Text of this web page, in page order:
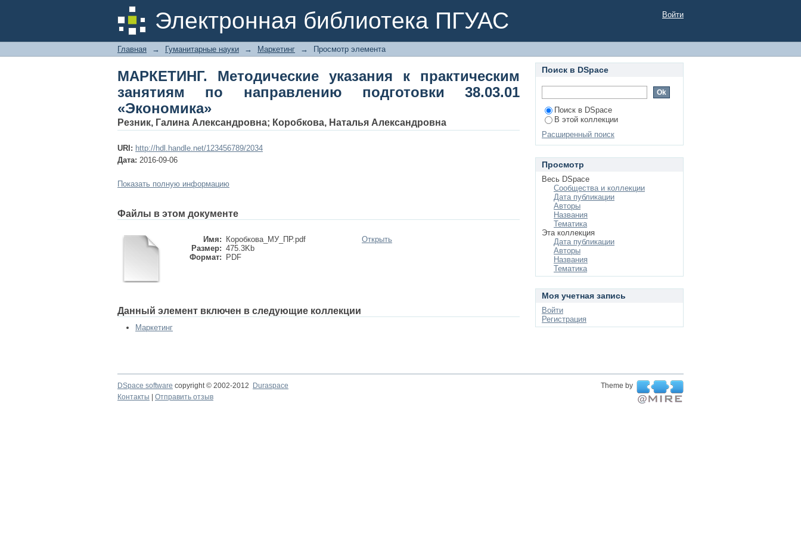
Электронная библиотека ПГУАС
МАРКЕТИНГ. Методические указания к практическим занятиям по
направлению подготовки 38.03.01 «Экономика»
Войти
Главная → Гуманитарные науки → Маркетинг → Просмотр элемента
МАРКЕТИНГ. Методические указания к практическим
занятиям по направлению подготовки 38.03.01
«Экономика»
Резник, Галина Александровна; Коробкова, Наталья Александровна
URI: http://hdl.handle.net/123456789/2034
Дата: 2016-09-06
Показать полную информацию
Файлы в этом документе
Имя:
Коробкова_МУ_ПР.pdf
Размер: 475.3Kb
Формат:
PDF
Открыть
Данный элемент включен в следующие коллекции
Маркетинг
Поиск в DSpace
Поиск в DSpace
В этой коллекции
Расширенный поиск
Просмотр
Весь DSpace
Сообщества и коллекции
Дата публикации
Авторы
Названия
Тематика
Эта коллекция
Дата публикации
Авторы
Названия
Тематика
Моя учетная запись
Войти
Регистрация
DSpace software copyright © 2002-2012 Duraspace
Theme by
Контакты
Отправить отзыв